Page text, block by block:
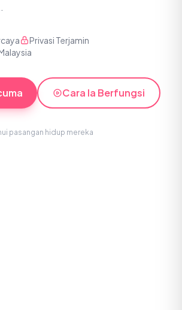
Privasi Terjamin
Cara Ia Berfungsi
pasangan hidup mereka